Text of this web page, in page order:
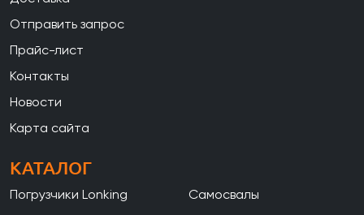
Отправить запрос
Прайс-лист
Контакты
Новости
Карта сайта
КАТАЛОГ
Погрузчики Lonking
Самосвалы